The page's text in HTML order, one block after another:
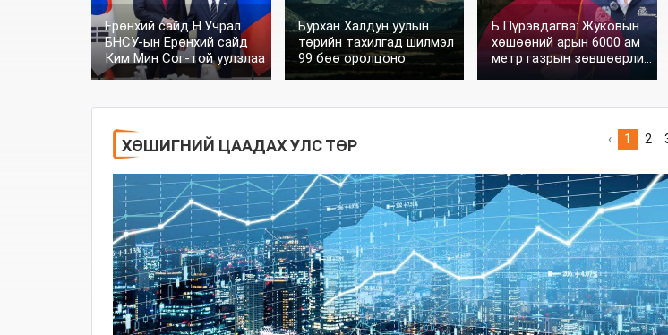
Ерөнхий сайд Н.Учрал
БНСУ-ын Ерөнхий сайд
Ким Мин Сог-той уулзлаа
Бурхан Халдун уулын
төрийн тахилгад шилмэл
99 бөө оролцоно
Б.Пүрэвдагва: Жуковын
хөшөөний арын 6000 ам
метр газрын зөвшөөрлийг
цуцалж, цэцэрлэгт
ХӨШИГНИЙ ЦААДАХ УЛС ТӨР ‹ 1 2